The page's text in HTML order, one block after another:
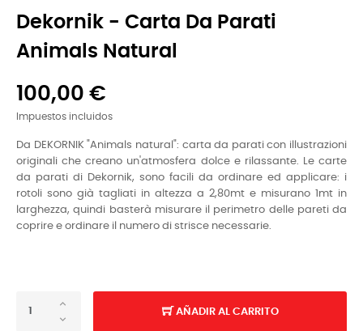
Dekornik - Carta Da Parati
Animals Natural
100,00 €
Impuestos incluidos
Da DEKORNIK "Animals natural": carta da parati con illustrazioni
originali che creano un'atmosfera dolce e rilassante. Le carte
da parati di Dekornik, sono facili da ordinare ed applicare: i
rotoli sono già tagliati in altezza a 2,80mt e misurano 1mt in
larghezza, quindi basterà misurare il perimetro delle pareti da
coprire e ordinare il numero di strisce necessarie.
AÑADIR AL CARRITO